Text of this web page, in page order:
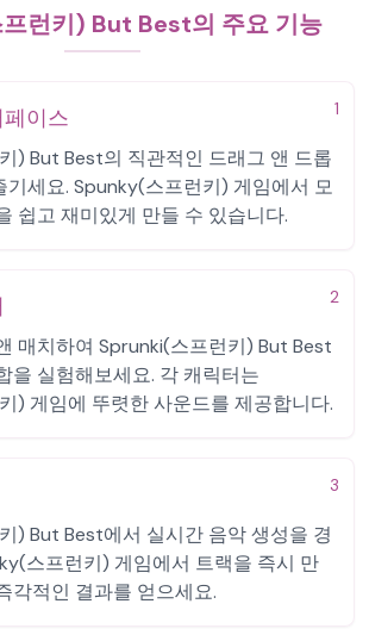
런키) But Best의 주요 기능
1
이스
) But Best의 직관적인 드래그 앤 드롭
기세요. Spunky(스프런키) 게임에서 모
쉽고 재미있게 만들 수 있습니다.
2
매치하여 Sprunki(스프런키) But Best
을 실험해보세요. 각 캐릭터는
) 게임에 뚜렷한 사운드를 제공합니다.
3
) But Best에서 실시간 음악 생성을 경
스프런키) 게임에서 트랙을 즉시 만
각적인 결과를 얻으세요.